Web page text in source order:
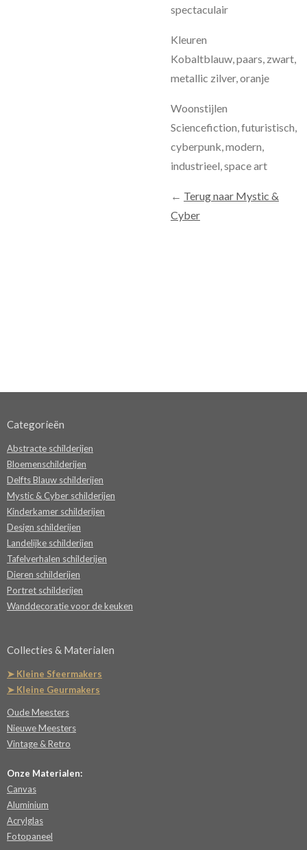
spectaculair
Kleuren
Kobaltblauw, paars, zwart,
metallic zilver, oranje
Woonstijlen
Sciencefiction, futuristisch,
cyberpunk, modern,
industrieel, space art
← Terug naar Mystic &
Cyber
Categorieën
Abstracte schilderijen
Bloemenschilderijen
Delfts Blauw schilderijen
Mystic & Cyber schilderijen
Kinderkamer schilderijen
Design schilderijen
Landelijke schilderijen
Tafelverhalen schilderijen
Dieren schilderijen
Portret schilderijen
Wanddecoratie voor de keuken
Collecties & Materialen
➤ Kleine Sfeermakers
➤ Kleine Geurmakers
Oude Meesters
Nieuwe Meesters
Vintage & Retro
Onze Materialen:
Canvas
Aluminium
Acrylglas
Fotopaneel